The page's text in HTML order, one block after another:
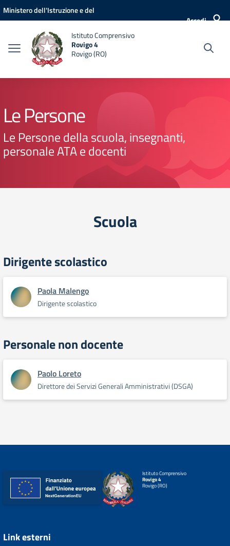
Vai ai contenuti
Vai al menu di navigazione
Vai al footer
Ministero dell'Istruzione e del
Accedi
Istituto Comprensivo
Rovigo 4
Rovigo (RO)
Le Persone
Le Persone della scuola, insegnanti,
personale ATA e docenti
Scuola
Dirigente scolastico
Paola Malengo
Dirigente scolastico
Personale non docente
Paolo Loreto
Direttore dei Servizi Generali Amministrativi (DSGA)
Istituto Comprensivo
Rovigo 4
Rovigo (RO)
Link esterni